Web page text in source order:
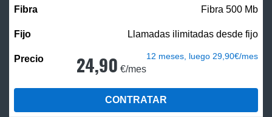
Fibra 500 Mb
Llamadas ilimitadas desde fijo
24,90 €/mes
12 meses, luego 29,90€/mes
CONTRATAR